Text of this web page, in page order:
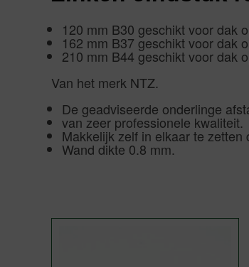
120 mm B30 geschikt voor dak
162 mm B37 geschikt voor dak
210 mm B44 geschikt voor dak
Van het merk NTZ.
De geadviseerde onderlinge
van zeer professionele kwaliteit.
Makkelijk zelf in elkaar te zetten
Wand dikte 0.8 mm.